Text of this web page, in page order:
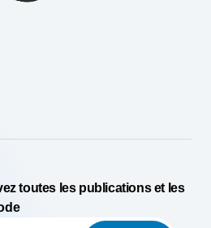
toutes les publications et les